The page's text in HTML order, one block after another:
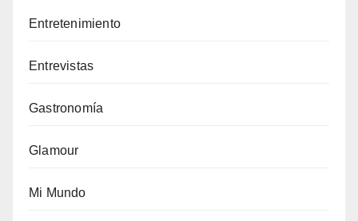
Entretenimiento
Entrevistas
Gastronomía
Glamour
Mi Mundo